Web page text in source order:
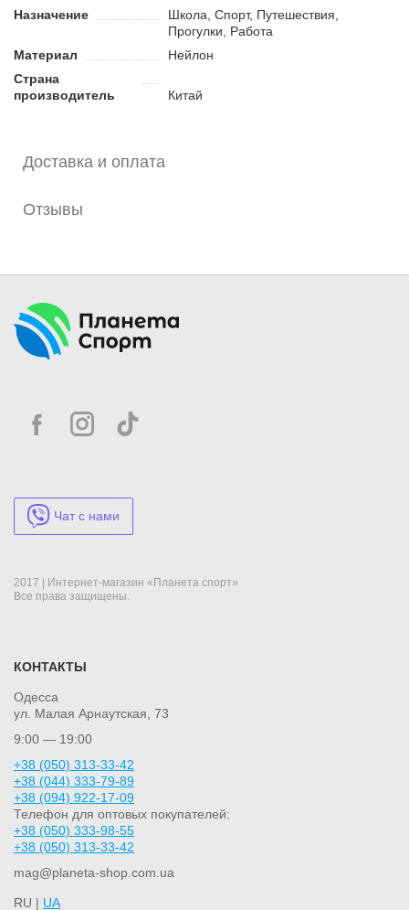
Назначение
Школа, Спорт, Путешествия,
Прогулки, Работа
Материал
Нейлон
Страна
производитель
Китай
Доставка и оплата
Отзывы
Чат с нами
2017 | Интернет-магазин «Планета спорт»
Все права защищены.
КОНТАКТЫ
Одесса
ул. Малая Арнаутская, 73
9:00 — 19:00
+38 (050) 313-33-42
+38 (044) 333-79-89
+38 (094) 922-17-09
Телефон для оптовых покупателей:
+38 (050) 333-98-55
+38 (050) 313-33-42
mag@planeta-shop.com.ua
RU | UA